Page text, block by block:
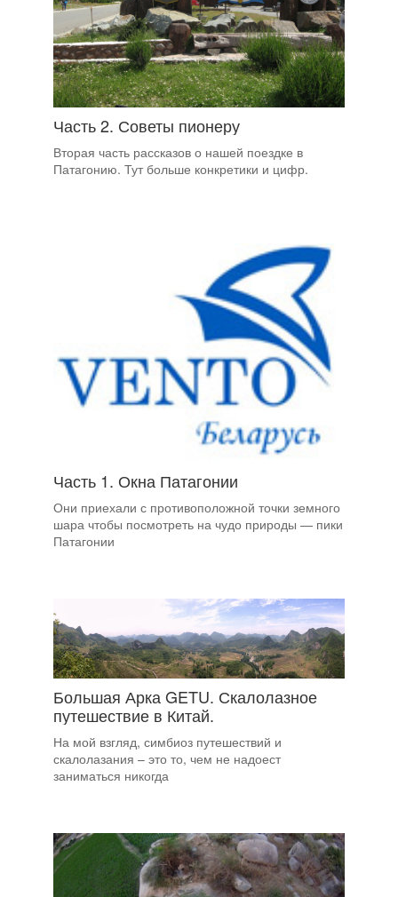
Часть 2. Советы пионеру
Вторая часть рассказов о нашей поездке в
Патагонию. Тут больше конкретики и цифр.
Часть 1. Окна Патагонии
Они приехали с противоположной точки земного
шара чтобы посмотреть на чудо природы — пики
Патагонии
Большая Арка GETU. Скалолазное
путешествие в Китай.
На мой взгляд, симбиоз путешествий и
скалолазания – это то, чем не надоест
заниматься никогда